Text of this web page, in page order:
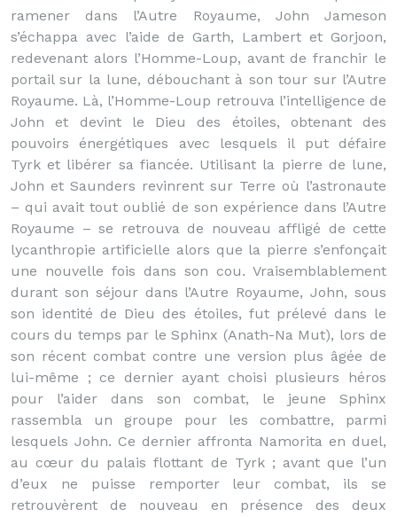
ramener dans l’Autre Royaume, John Jameson
s’échappa avec l’aide de Garth, Lambert et Gorjoon,
redevenant alors l’Homme-Loup, avant de franchir le
portail sur la lune, débouchant à son tour sur l’Autre
Royaume. Là, l’Homme-Loup retrouva l’intelligence de
John et devint le Dieu des étoiles, obtenant des
pouvoirs énergétiques avec lesquels il put défaire
Tyrk et libérer sa fiancée. Utilisant la pierre de lune,
John et Saunders revinrent sur Terre où l’astronaute
– qui avait tout oublié de son expérience dans l’Autre
Royaume – se retrouva de nouveau affligé de cette
lycanthropie artificielle alors que la pierre s’enfonçait
une nouvelle fois dans son cou. Vraisemblablement
durant son séjour dans l’Autre Royaume, John, sous
son identité de Dieu des étoiles, fut prélevé dans le
cours du temps par le Sphinx (Anath-Na Mut), lors de
son récent combat contre une version plus âgée de
lui-même ; ce dernier ayant choisi plusieurs héros
pour l’aider dans son combat, le jeune Sphinx
rassembla un groupe pour les combattre, parmi
lesquels John. Ce dernier affronta Namorita en duel,
au cœur du palais flottant de Tyrk ; avant que l’un
d’eux ne puisse remporter leur combat, ils se
retrouvèrent de nouveau en présence des deux